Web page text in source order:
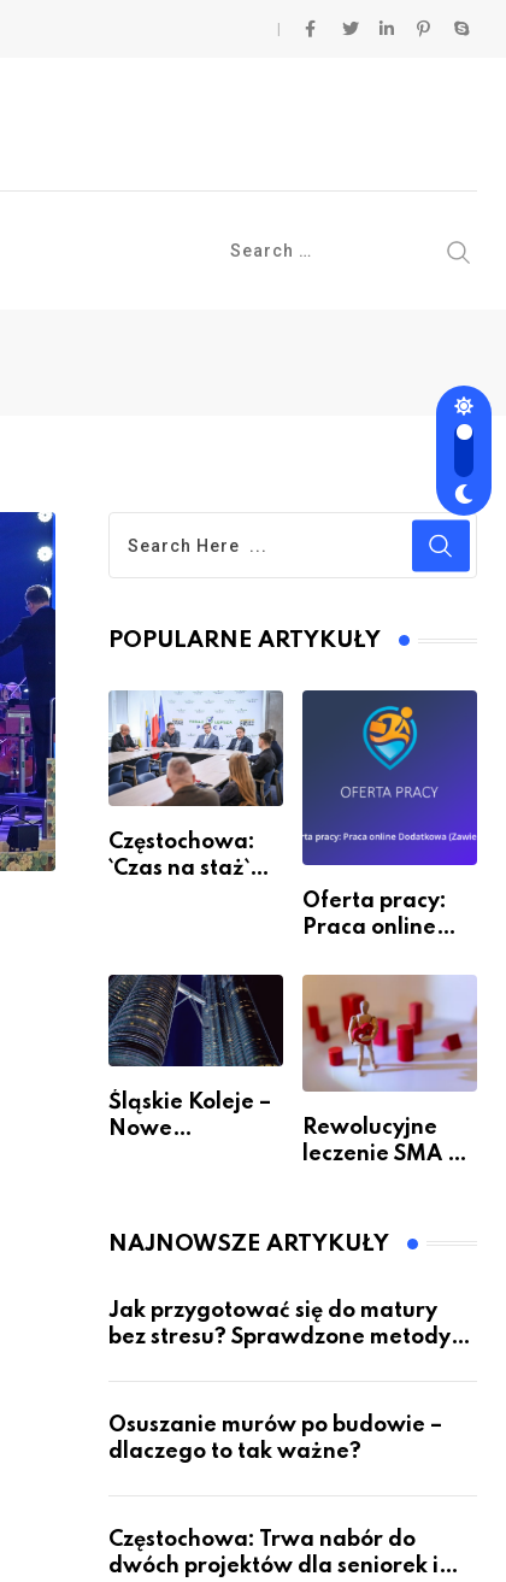
POPULARNE ARTYKUŁY
Częstochowa:
`Czas na staż`
Oferta pracy:
Praca online
(Zawiercie)
Śląskie Koleje –
Nowe
Rewolucyjne
leczenie SMA –
pacjentów?
NAJNOWSZE ARTYKUŁY
Jak przygotować się do matury
bez stresu? Sprawdzone metody
Osuszanie murów po budowie –
dlaczego to tak ważne?
Częstochowa: Trwa nabór do
dwóch projektów dla seniorek i